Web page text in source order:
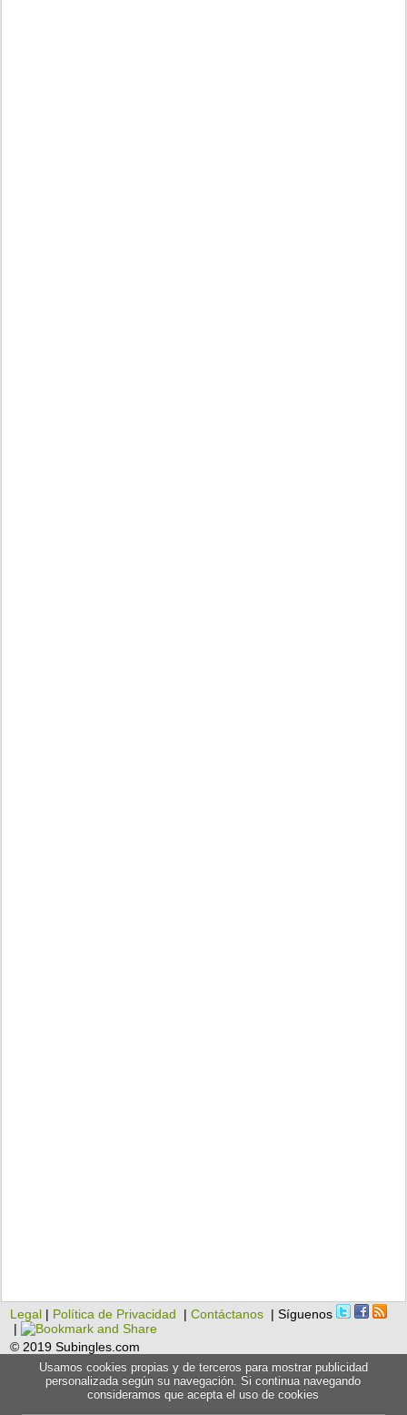
Legal | Política de Privacidad |Contáctanos | Síguenos
|
© 2019 Subingles.com
Usamos cookies propias y de terceros para mostrar publicidad
personalizada según su navegación. Si continua navegando
consideramos que acepta el uso de cookies